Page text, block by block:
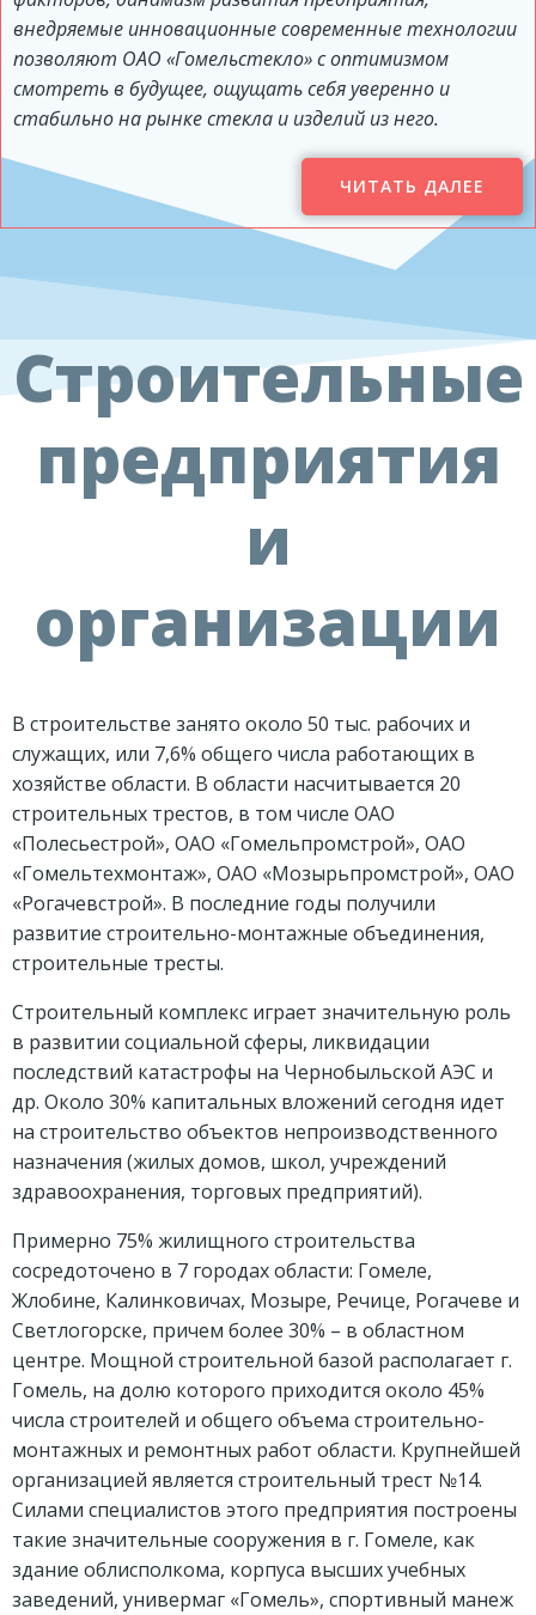
внедряемые инновационные современные технологии
позволяют ОАО «Гомельстекло» с оптимизмом
смотреть в будущее, ощущать себя уверенно и
стабильно на рынке стекла и изделий из него.
ЧИТАТЬ ДАЛЕЕ
Строительные
предприятия
и
организации
В строительстве занято около 50 тыс. рабочих и
служащих, или 7,6% общего числа работающих в
хозяйстве области. В области насчитывается 20
строительных трестов, в том числе ОАО
«Полесьестрой», ОАО «Гомельпромстрой», ОАО
«Гомельтехмонтаж», ОАО «Мозырьпромстрой», ОАО
«Рогачевстрой». В последние годы получили
развитие строительно-монтажные объединения,
строительные тресты.
Строительный комплекс играет значительную роль
в развитии социальной сферы, ликвидации
последствий катастрофы на Чернобыльской АЭС и
др. Около 30% капитальных вложений сегодня идет
на строительство объектов непроизводственного
назначения (жилых домов, школ, учреждений
здравоохранения, торговых предприятий).
Примерно 75% жилищного строительства
сосредоточено в 7 городах области: Гомеле,
Жлобине, Калинковичах, Мозыре, Речице, Рогачеве и
Светлогорске, причем более 30% – в областном
центре. Мощной строительной базой располагает г.
Гомель, на долю которого приходится около 45%
числа строителей и общего объема строительно-
монтажных и ремонтных работ области. Крупнейшей
организацией является строительный трест №14.
Силами специалистов этого предприятия построены
такие значительные сооружения в г. Гомеле, как
здание облисполкома, корпуса высших учебных
заведений, универмаг «Гомель», спортивный манеж